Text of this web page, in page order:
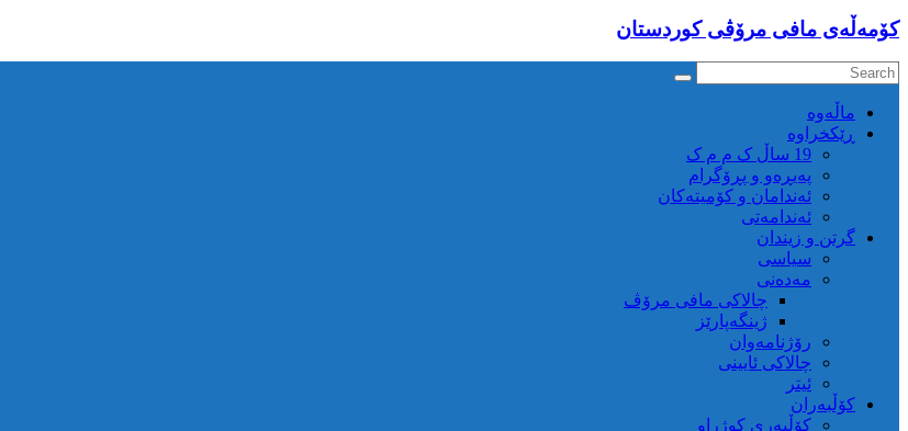
كۆمه‌ڵه‌ی مافی مرۆڤی کوردستان
ماڵه‌وه‌
ڕێکخراوە
19 ساڵ ک م م ک
پەیڕەو و پڕۆگرام
ئەندامان و کۆمیتەکان
ئەندامەتی
گرتن و زیندان
سیاسی
مەدەنی
چالاکی مافی مرۆڤ
ژینگەپارێز
رۆژنامەوان
چالاکی ئایینی
ئیتر
کۆڵبەران
کۆڵبەری کوژراو